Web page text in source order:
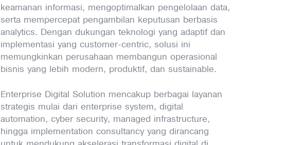
keamanan informasi, mengoptimalkan pengelolaan data,
serta mempercepat pengambilan keputusan berbasis
analytics. Dengan dukungan teknologi yang adaptif dan
implementasi yang customer-centric, solusi ini
memungkinkan perusahaan membangun operasional
bisnis yang lebih modern, produktif, dan sustainable.
Enterprise Digital Solution mencakup berbagai layanan
strategis mulai dari enterprise system, digital
automation, cyber security, managed infrastructure,
hingga implementation consultancy yang dirancang